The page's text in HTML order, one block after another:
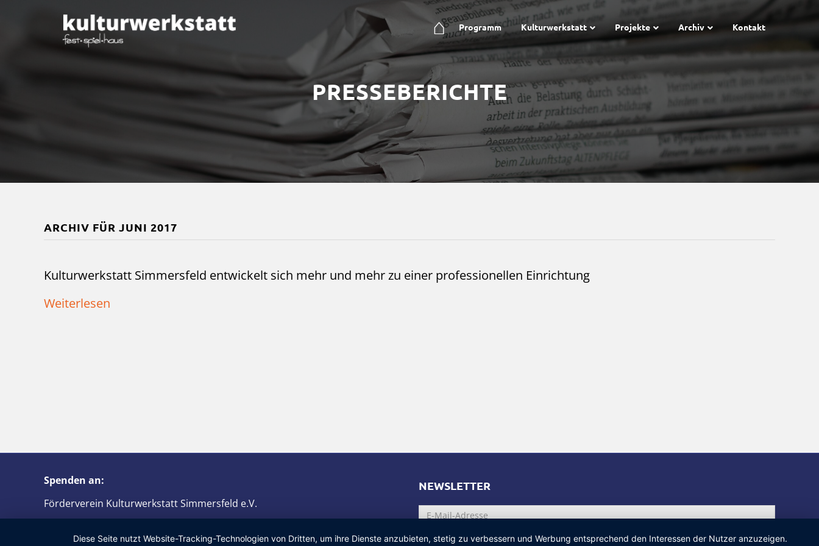
⌂ Programm Kulturwerkstatt Projekte Archiv Kontakt
PRESSEBERICHTE
ARCHIV FÜR JUNI 2017
Kulturwerkstatt Simmersfeld entwickelt sich mehr und mehr zu einer professionellen Einrichtung
Weiterlesen
Spenden an:
Förderverein Kulturwerkstatt Simmersfeld e.V.
NEWSLETTER
Diese Seite nutzt Website-Tracking-Technologien von Dritten, um ihre Dienste anzubieten, stetig zu verbessern und Werbung entsprechend den Interessen der Nutzer anzuzeigen.